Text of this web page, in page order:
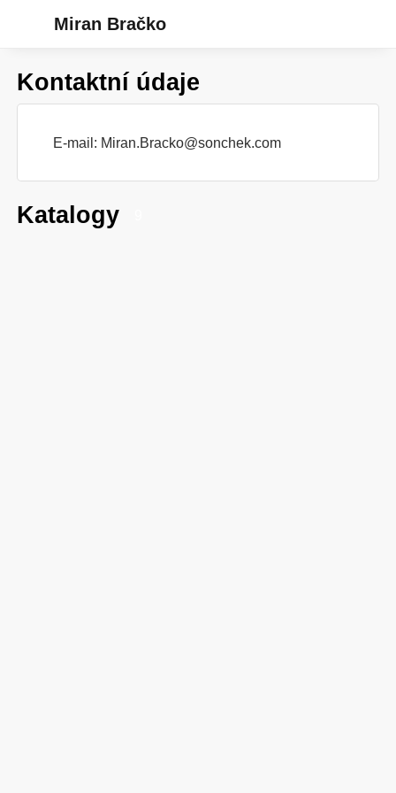
Miran Bračko
Kontaktní údaje
E-mail: Miran.Bracko@sonchek.com
Katalogy